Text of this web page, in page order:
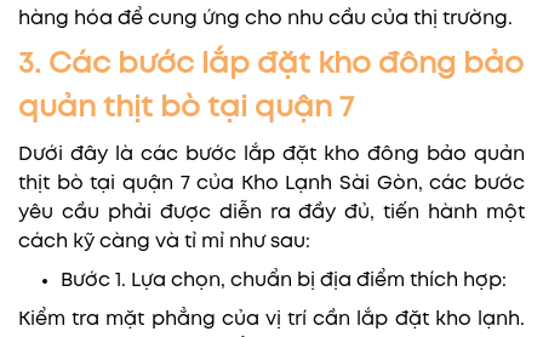
hàng hóa để cung ứng cho nhu cầu của thị trường.
3. Các bước lắp đặt kho đông bảo
quản thịt bò tại quận 7
Dưới đây là các bước lắp đặt kho đông bảo quản
thịt bò tại quận 7 của Kho Lạnh Sài Gòn, các bước
yêu cầu phải được diễn ra đầy đủ, tiến hành một
cách kỹ càng và tỉ mỉ như sau:
Bước 1. Lựa chọn, chuẩn bị địa điểm thích hợp:
Kiểm tra mặt phẳng của vị trí cần lắp đặt kho lạnh.